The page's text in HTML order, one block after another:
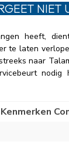
NIET
heeft,
te laten
naar
Kenmerken